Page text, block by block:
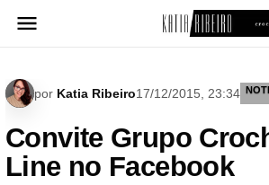
para
por Katia Ribeiro17/12/2015, 23:34
Convite Grupo
Line no Facebook